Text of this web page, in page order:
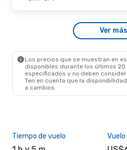
- Mar., 29 De
Directo
Ver más
Los precios que se muestran en
disponibles durante los últimos
especificados y no deben
Ten en cuenta que la
a cambios.
Tiempo de vuelo